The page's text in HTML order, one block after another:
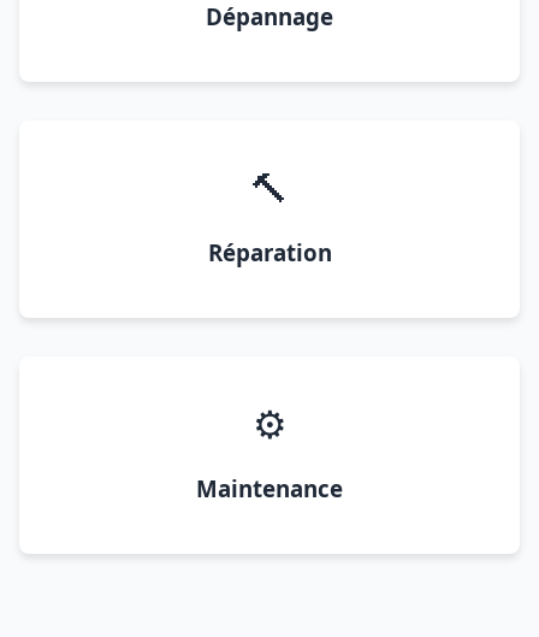
Dépannage
🔨
Réparation
⚙️
Maintenance